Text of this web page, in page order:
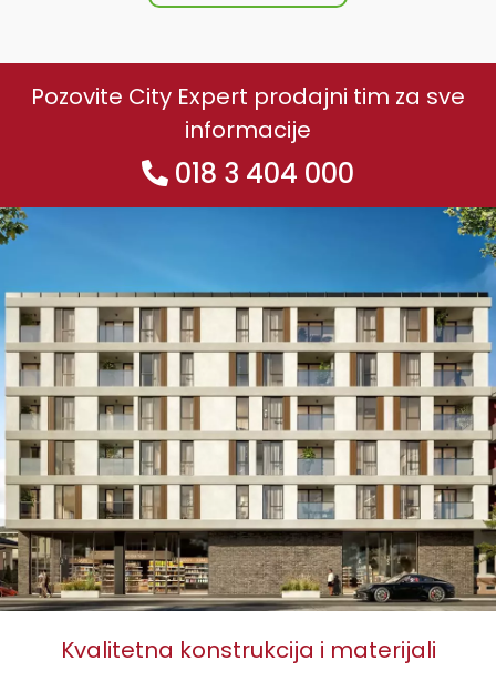
Pozovite City Expert prodajni tim za sve
informacije
018 3 404 000
Kvalitetna konstrukcija i materijali